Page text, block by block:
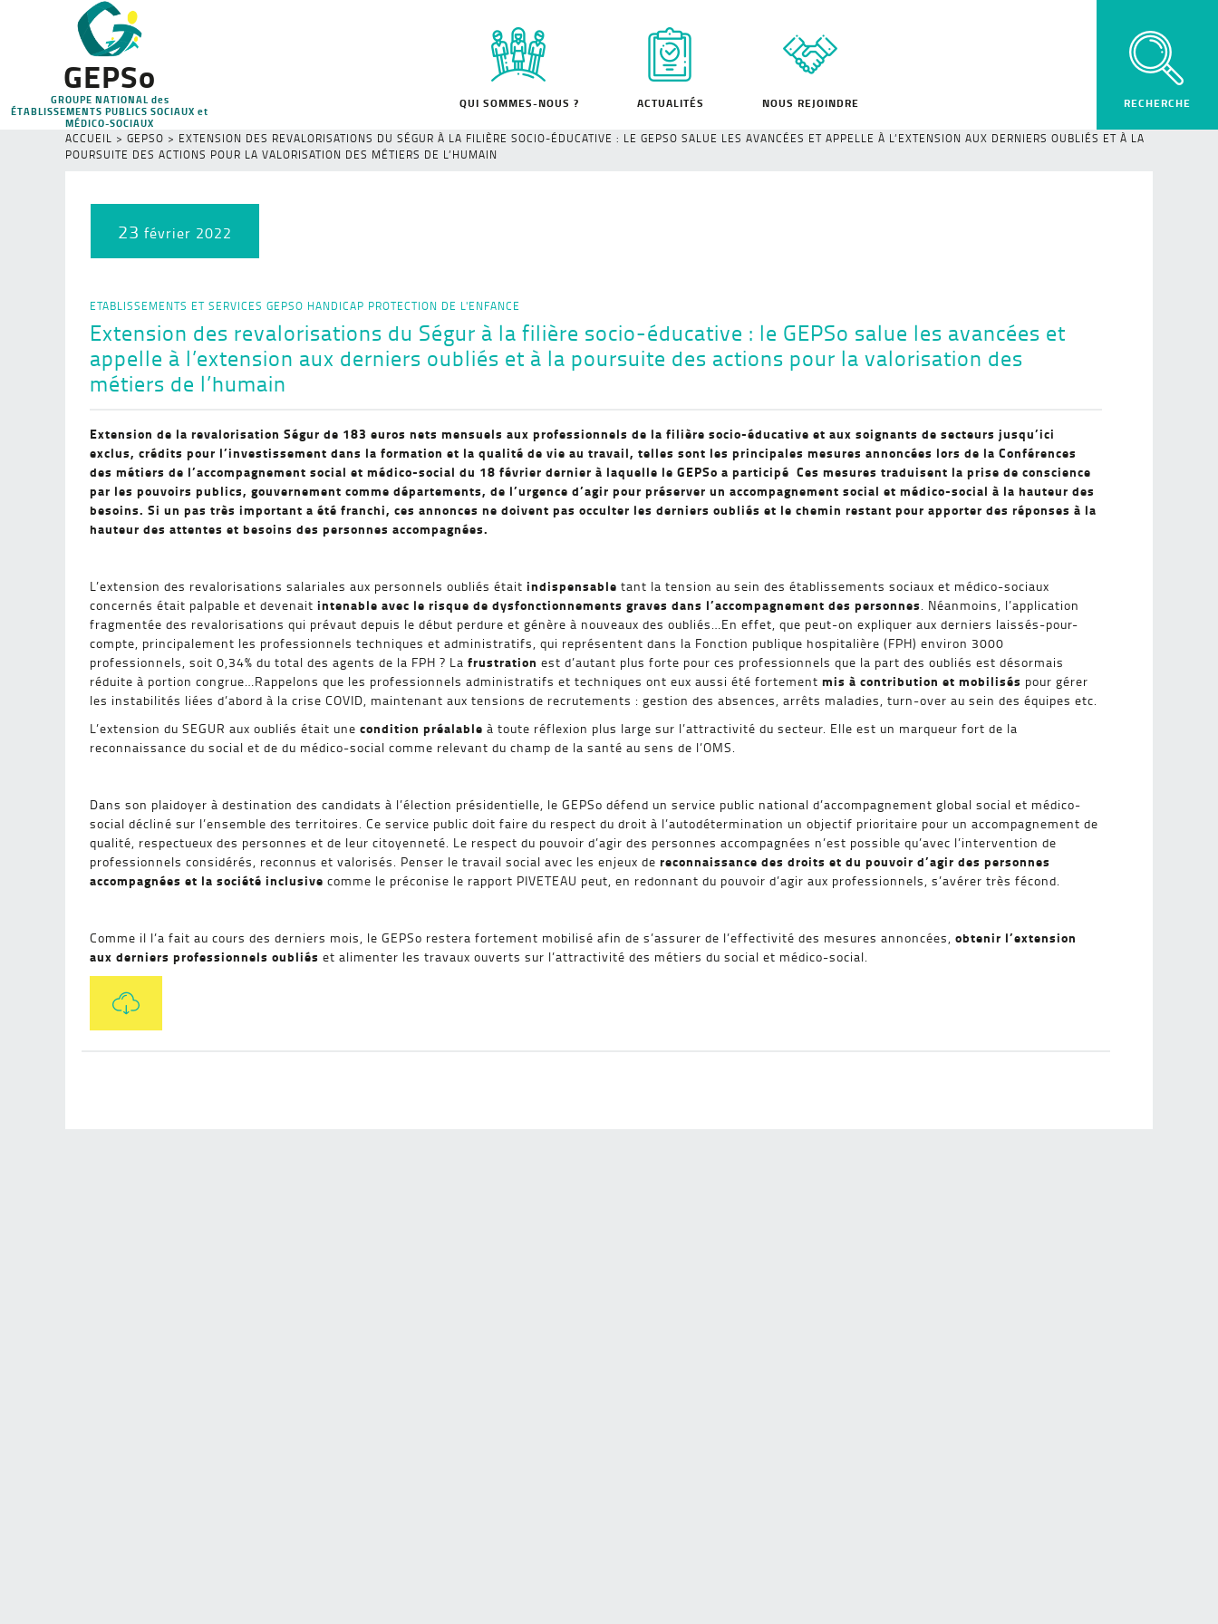
GEPSo
GROUPE NATIONAL des
ÉTABLISSEMENTS PUBLICS SOCIAUX et
MÉDICO-SOCIAUX
QUI SOMMES-NOUS ? ACTUALITÉS NOUS REJOINDRE
ACCUEIL > GEPSO > EXTENSION DES REVALORISATIONS DU SÉGUR À LA FILIÈRE SOCIO-ÉDUCATIVE : LE GEPSO SALUE LES AVANCÉES ET APPELLE À L’EXTENSION AUX DERNIERS OUBLIÉS ET À LA
POURSUITE DES ACTIONS POUR LA VALORISATION DES MÉTIERS DE L’HUMAIN
23 février 2022
ETABLISSEMENTS ET SERVICES GEPSO HANDICAP PROTECTION DE L'ENFANCE
Extension des revalorisations du Ségur à la filière socio-éducative : le GEPSo salue les avancées et
appelle à l’extension aux derniers oubliés et à la poursuite des actions pour la valorisation des
métiers de l’humain
Extension de la revalorisation Ségur de 183 euros nets mensuels aux professionnels de la filière socio-éducative et aux soignants de secteurs jusqu’ici
exclus, crédits pour l’investissement dans la formation et la qualité de vie au travail, telles sont les principales mesures annoncées lors de la Conférences
des métiers de l’accompagnement social et médico-social du 18 février dernier à laquelle le GEPSo a participé Ces mesures traduisent la prise de conscience
par les pouvoirs publics, gouvernement comme départements, de l’urgence d’agir pour préserver un accompagnement social et médico-social à la hauteur des
besoins. Si un pas très important a été franchi, ces annonces ne doivent pas occulter les derniers oubliés et le chemin restant pour apporter des réponses à la
hauteur des attentes et besoins des personnes accompagnées.
L’extension des revalorisations salariales aux personnels oubliés étaitindispensable tant la tension au sein des établissements sociaux et médico-sociaux
concernés était palpable et devenaitintenable avec le risque de dysfonctionnements graves dans l’accompagnement des personnes. Néanmoins, l’application
fragmentée des revalorisations qui prévaut depuis le début perdure et génère à nouveaux des oubliés…En effet, que peut-on expliquer aux derniers laissés-pour-
compte, principalement les professionnels techniques et administratifs, qui représentent dans la Fonction publique hospitalière (FPH) environ 3000
professionnels, soit 0,34% du total des agents de la FPH ? Lafrustration est d’autant plus forte pour ces professionnels que la part des oubliés est désormais
réduite à portion congrue…Rappelons que les professionnels administratifs et techniques ont eux aussi été fortementmis à contribution et mobilisés pour gérer
les instabilités liées d’abord à la crise COVID, maintenant aux tensions de recrutements : gestion des absences, arrêts maladies, turn-over au sein des équipes etc.
L’extension du SEGUR aux oubliés était unecondition préalable à toute réflexion plus large sur l’attractivité du secteur. Elle est un marqueur fort de la
reconnaissance du social et de du médico-social comme relevant du champ de la santé au sens de l’OMS.
Dans son plaidoyer à destination des candidats à l’élection présidentielle, le GEPSo défend un service public national d’accompagnement global social et médico-
social décliné sur l’ensemble des territoires. Ce service public doit faire du respect du droit à l’autodétermination un objectif prioritaire pour un accompagnement de
qualité, respectueux des personnes et de leur citoyenneté. Le respect du pouvoir d’agir des personnes accompagnées n’est possible qu’avec l’intervention de
professionnels considérés, reconnus et valorisés. Penser le travail social avec les enjeux dereconnaissance des droits et du pouvoir d’agir des personnes
accompagnées et la société inclusive comme le préconise le rapport PIVETEAU peut, en redonnant du pouvoir d’agir aux professionnels, s’avérer très fécond.
Comme il l’a fait au cours des derniers mois, le GEPSo restera fortement mobilisé afin de s’assurer de l’effectivité des mesures annoncées,obtenir l’extension
aux derniers professionnels oubliés et alimenter les travaux ouverts sur l’attractivité des métiers du social et médico-social.